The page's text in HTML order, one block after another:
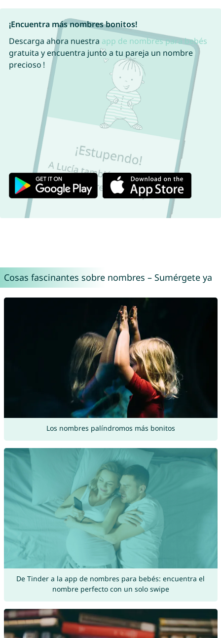
¡Encuentra más nombres bonitos!
Descarga ahora nuestra app de nombres para bebés
gratuita y encuentra junto a tu pareja un nombre
precioso !
Cosas fascinantes sobre nombres – Sumérgete ya
Los nombres palíndromos más bonitos
De Tinder a la app de nombres para bebés: encuentra el
nombre perfecto con un solo swipe